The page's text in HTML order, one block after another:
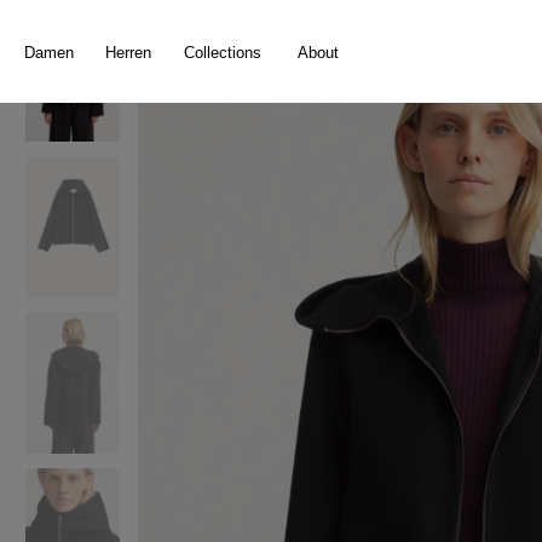
Damen Herren Collections About